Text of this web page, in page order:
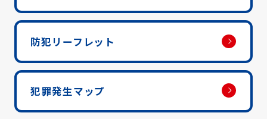
防犯リーフレット
犯罪発生マップ